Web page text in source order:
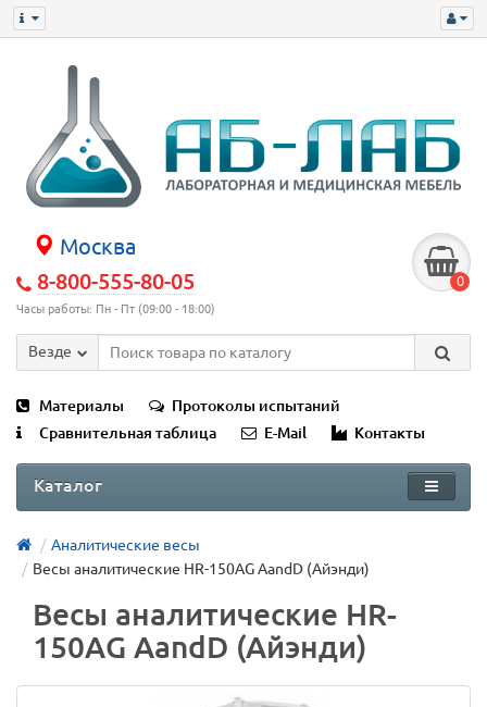
Москва
8-800-555-80-05
Часы работы: Пн - Пт (09:00 - 18:00)
0
Везде
Материалы
Протоколы испытаний
Сравнительная таблица
E-Mail Контакты
Каталог
Аналитические весы
Весы аналитические HR-150AG AandD (Айэнди)
Весы аналитические HR-
150AG AandD (Айэнди)